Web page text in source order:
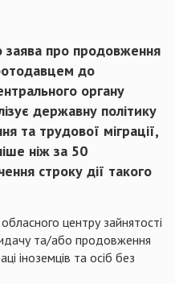
про продовження
до
органу
державну політику
та трудової міграції,
ніж за 50
строку дії такого
центру зайнятості
та/або продовження
іноземців та осіб без